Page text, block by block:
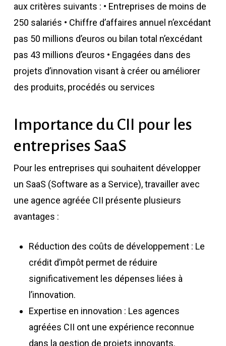
aux critères suivants : • Entreprises de moins de
250 salariés • Chiffre d’affaires annuel n’excédant
pas 50 millions d’euros ou bilan total n’excédant
pas 43 millions d’euros • Engagées dans des
projets d’innovation visant à créer ou améliorer
des produits, procédés ou services
Importance du CII pour les
entreprises SaaS
Pour les entreprises qui souhaitent développer
un SaaS (Software as a Service), travailler avec
une agence agréée CII présente plusieurs
avantages :
Réduction des coûts de développement : Le
crédit d’impôt permet de réduire
significativement les dépenses liées à
l’innovation.
Expertise en innovation : Les agences
agréées CII ont une expérience reconnue
dans la gestion de projets innovants.